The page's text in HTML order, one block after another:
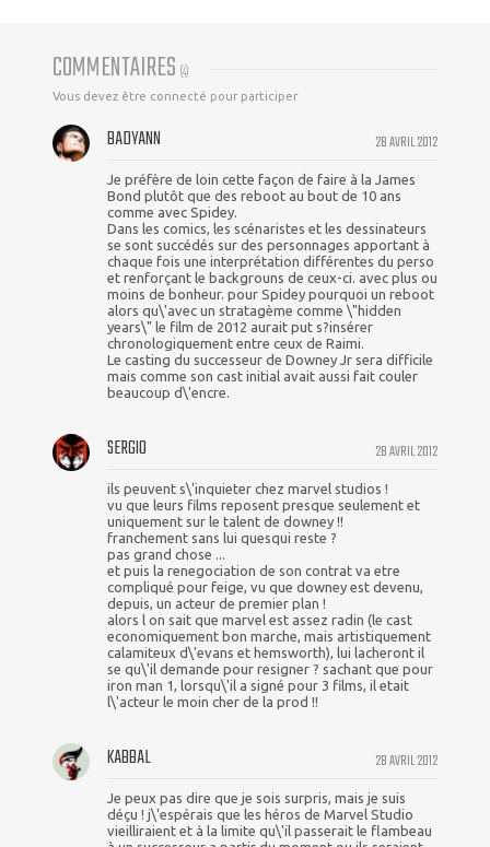
COMMENTAIRES (4)
Vous devez être connecté pour participer
28 AVRIL 2012
BADYANN
Je préfère de loin cette façon de faire à la James
Bond plutôt que des reboot au bout de 10 ans
comme avec Spidey.
Dans les comics, les scénaristes et les dessinateurs
se sont succédés sur des personnages apportant à
chaque fois une interprétation différentes du perso
et renforçant le backgrouns de ceux-ci. avec plus ou
moins de bonheur. pour Spidey pourquoi un reboot
alors qu\'avec un stratagème comme \"hidden
years\" le film de 2012 aurait put s?insérer
chronologiquement entre ceux de Raimi.
Le casting du successeur de Downey Jr sera difficile
mais comme son cast initial avait aussi fait couler
beaucoup d\'encre.
28 AVRIL 2012
SERGIO
ils peuvent s\'inquieter chez marvel studios !
vu que leurs films reposent presque seulement et
uniquement sur le talent de downey !!
franchement sans lui quesqui reste ?
pas grand chose ...
et puis la renegociation de son contrat va etre
compliqué pour feige, vu que downey est devenu,
depuis, un acteur de premier plan !
alors l on sait que marvel est assez radin (le cast
economiquement bon marche, mais artistiquement
calamiteux d\'evans et hemsworth), lui lacheront il
se qu\'il demande pour resigner ? sachant que pour
iron man 1, lorsqu\'il a signé pour 3 films, il etait
l\'acteur le moin cher de la prod !!
28 AVRIL 2012
KABBAL
Je peux pas dire que je sois surpris, mais je suis
déçu ! j\'espérais que les héros de Marvel Studio
vieilliraient et à la limite qu\'il passerait le flambeau